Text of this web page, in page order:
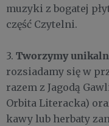
muzyki z bogatej
część Czytelni.
3. Tworzymy
rozsiadamy się w
razem z Jagodą
Orbita Literacka)
kawy lub herbaty